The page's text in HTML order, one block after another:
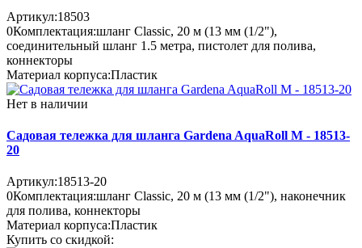
Артикул:18503
0Комплектация:шланг Classic, 20 м (13 мм (1/2"),
соединительный шланг 1.5 метра, пистолет для полива,
коннекторы
Материал корпуса:Пластик
Нет в наличии
Садовая тележка для шланга Gardena AquaRoll M - 18513-
20
Артикул:18513-20
0Комплектация:шланг Classic, 20 м (13 мм (1/2"), наконечник
для полива, коннекторы
Материал корпуса:Пластик
Купить со скидкой: